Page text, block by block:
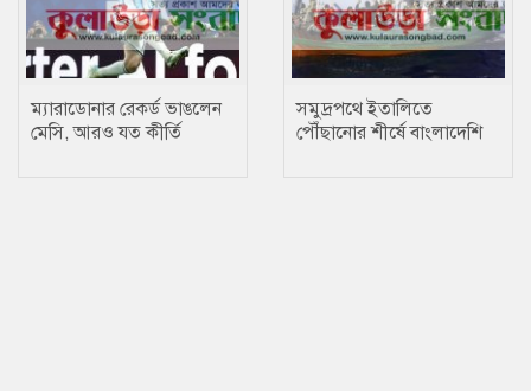
ম্যারাডোনার রেকর্ড ভাঙলেন
মেসি, আরও যত কীর্তি
সমুদ্রপথে ইতালিতে
পৌঁছানোর শীর্ষে বাংলাদেশি